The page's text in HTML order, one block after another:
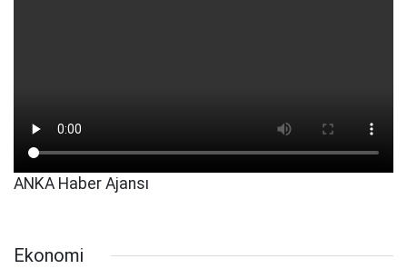
ANKA Haber Ajansı
Ekonomi